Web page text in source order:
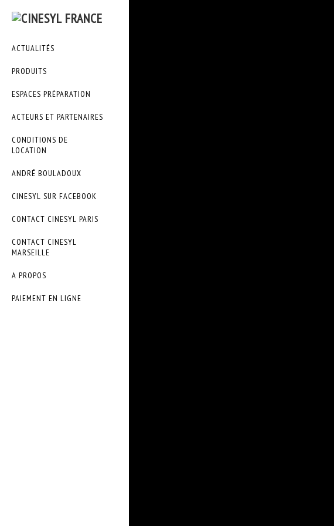
ACTUALITÉS
PRODUITS
ESPACES PRÉPARATION
ACTEURS ET PARTENAIRES
CONDITIONS DE
LOCATION
ANDRÉ BOULADOUX
CINESYL SUR FACEBOOK
CONTACT CINESYL PARIS
CONTACT CINESYL
MARSEILLE
A PROPOS
PAIEMENT EN LIGNE